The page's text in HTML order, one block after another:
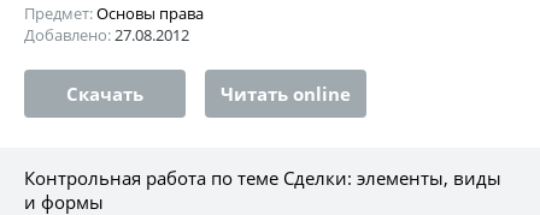
Предмет:Основы права
Добавлено:27.08.2012
Скачать Читать online
Контрольная работа по теме Сделки: элементы, виды
и формы